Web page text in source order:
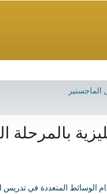
الماجستير
بالمرحلة
المتعددة في تدريس